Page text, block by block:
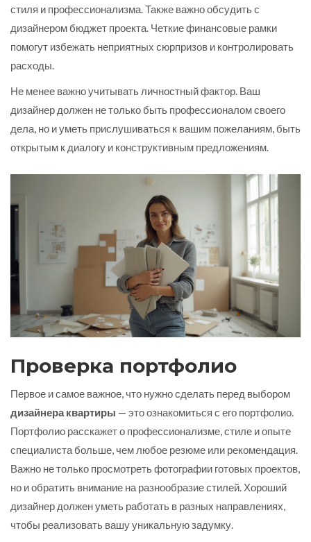
стиля и профессионализма. Также важно обсудить с
дизайнером бюджет проекта. Четкие финансовые рамки
помогут избежать неприятных сюрпризов и контролировать
расходы.
Не менее важно учитывать личностный фактор. Ваш
дизайнер должен не только быть профессионалом своего
дела, но и уметь прислушиваться к вашим пожеланиям, быть
открытым к диалогу и конструктивным предложениям.
Проверка портфолио
Первое и самое важное, что нужно сделать перед выбором
дизайнера квартиры — это ознакомиться с его портфолио.
Портфолио расскажет о профессионализме, стиле и опыте
специалиста больше, чем любое резюме или рекомендация.
Важно не только просмотреть фотографии готовых проектов,
но и обратить внимание на разнообразие стилей. Хороший
дизайнер должен уметь работать в разных направлениях,
чтобы реализовать вашу уникальную задумку.